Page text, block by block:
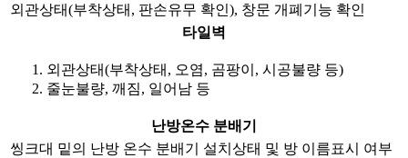
외관상태(부착상태, 판손유무 확인), 창문 개폐기능 확인
타일벽
외관상태(부착상태, 오염, 곰팡이, 시공불량 등)
줄눈불량, 깨짐, 일어남 등
난방온수 분배기
씽크대 밑의 난방 온수 분배기 설치상태 및 방 이름표시 여부